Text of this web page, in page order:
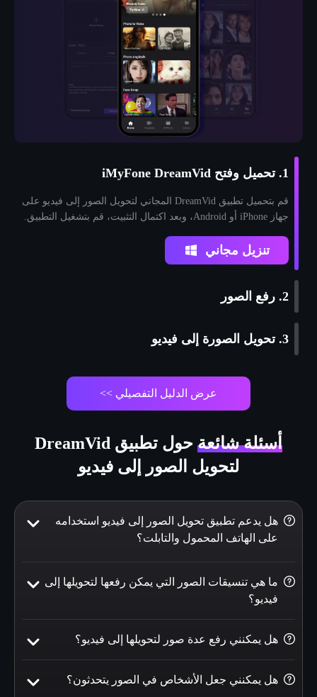
1. تحميل وفتح iMyFone DreamVid
قم بتحميل تطبيق DreamVid المجاني لتحويل الصور إلى فيديو على
جهاز iPhone أو Android، وبعد اكتمال التثبيت، قم بتشغيل التطبيق.
تنزيل مجاني
2. رفع الصور
3. تحويل الصورة إلى فيديو
عرض الدليل التفصيلي >>
أسئلة شائعة
حول تطبيق DreamVid
لتحويل الصور إلى فيديو
هل يدعم تطبيق تحويل الصور إلى فيديو استخدامه
على الهاتف المحمول والتابلت؟
ما هي تنسيقات الصور التي يمكن رفعها لتحويلها إلى
فيديو؟
هل يمكنني رفع عدة صور لتحويلها إلى فيديو؟
هل يمكنني جعل الأشخاص في الصور يتحدثون؟